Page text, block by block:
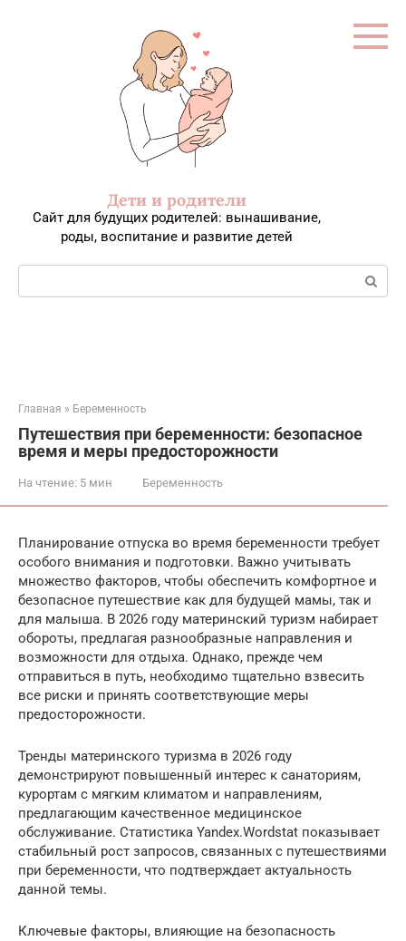
Дети и родители
Сайт для будущих родителей: вынашивание,
роды, воспитание и развитие детей
Поиск:
Главная » Беременность
Путешествия при беременности: безопасное
время и меры предосторожности
На чтение: 5 мин Беременность
Планирование отпуска во время беременности требует
особого внимания и подготовки. Важно учитывать
множество факторов, чтобы обеспечить комфортное и
безопасное путешествие как для будущей мамы, так и
для малыша. В 2026 году материнский туризм набирает
обороты, предлагая разнообразные направления и
возможности для отдыха. Однако, прежде чем
отправиться в путь, необходимо тщательно взвесить
все риски и принять соответствующие меры
предосторожности.
Тренды материнского туризма в 2026 году
демонстрируют повышенный интерес к санаториям,
курортам с мягким климатом и направлениям,
предлагающим качественное медицинское
обслуживание. Статистика Yandex.Wordstat показывает
стабильный рост запросов, связанных с путешествиями
при беременности, что подтверждает актуальность
данной темы.
Ключевые факторы, влияющие на безопасность